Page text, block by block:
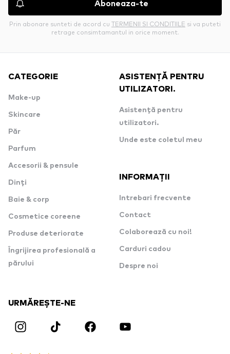
Aboneaza-te
Prin abonare sunteti de acord cu TERMENII SI CONDITIILE si va puteti
retrage consimtamantul in orice moment.
CATEGORIE
Make-up
Skincare
Păr
Parfum
Accesorii & pensule
Dinți
Baie & corp
Cosmetice coreene
Produse deteriorate
Îngrijirea profesională a
părului
ASISTENȚĂ PENTRU
UTILIZATORI.
Asistență pentru
utilizatori.
Unde este coletul meu
INFORMAȚII
Intrebari frecvente
Contact
Colaborează cu noi!
Carduri cadou
Despre noi
URMĂREȘTE-NE